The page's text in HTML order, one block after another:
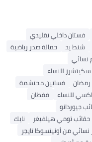
فستان داخلي تقليدي
شنط يد
حمالة صدر رياضية
سكيتشرز للنساء
رمضان
فساتين محتشمة
للنساء
قفطان
جيوردانو
حقائب تومي هيلفيغر
نايك
من أونيتسوكا تايجر